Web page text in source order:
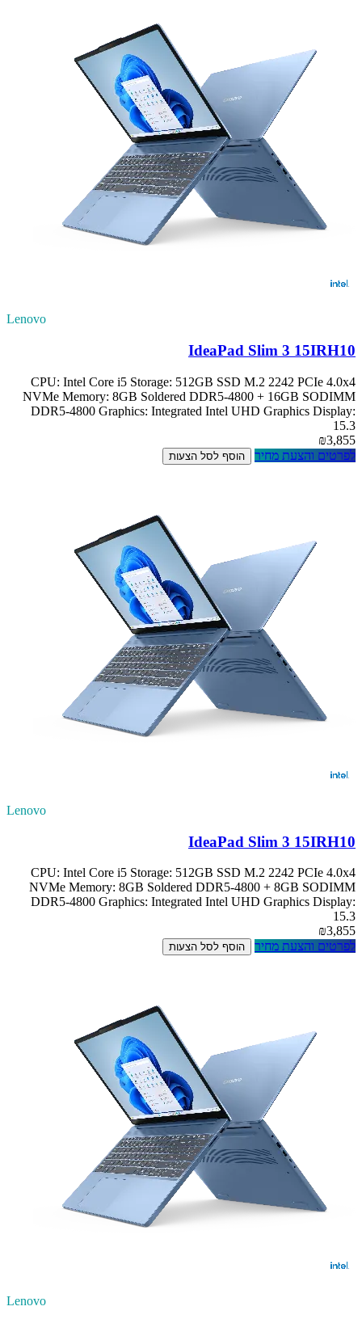
Lenovo
IdeaPad Slim 3 15IRH10
CPU: Intel Core i5 Storage: 512GB SSD M.2 2242 PCIe 4.0x4
NVMe Memory: 8GB Soldered DDR5-4800 + 16GB SODIMM
DDR5-4800 Graphics: Integrated Intel UHD Graphics Display:
15.3
₪3,855
לפרטים והצעת מחיר
הוסף לסל הצעות
Lenovo
IdeaPad Slim 3 15IRH10
CPU: Intel Core i5 Storage: 512GB SSD M.2 2242 PCIe 4.0x4
NVMe Memory: 8GB Soldered DDR5-4800 + 8GB SODIMM
DDR5-4800 Graphics: Integrated Intel UHD Graphics Display:
15.3
₪3,855
לפרטים והצעת מחיר
הוסף לסל הצעות
Lenovo